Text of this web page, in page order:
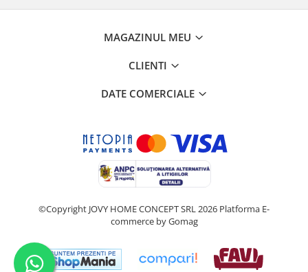
MAGAZINUL MEU
CLIENTI
DATE COMERCIALE
©Copyright JOVY HOME CONCEPT SRL 2026 Platforma E-
commerce by Gomag